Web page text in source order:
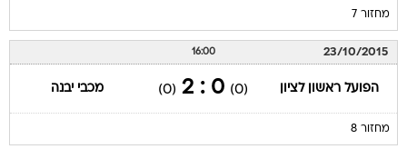
מחזור 7
23/10/2015
16:00
הפועל ראשון לציון (0)
0 : 2
(0) מכבי יבנה
מחזור 8